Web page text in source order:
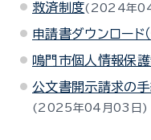
救済制度 2024年
申請書ダウンロード
鳴門市個人情報保
公文書開示請求の
2025年04月03日